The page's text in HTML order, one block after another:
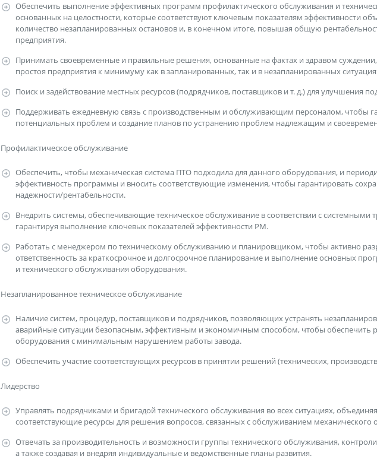
Обеспечить выполнение эффективных программ профилактического обслуживания и
основанных на целостности, которые соответствуют ключевым показателям эффективности
количество незапланированных остановов и, в конечном итоге, повышая общую
предприятия.
Принимать своевременные и правильные решения, основанные на фактах и здравом
простоя предприятия к минимуму как в запланированных, так и в незапланированных
Поиск и задействование местных ресурсов (подрядчиков, поставщиков и т. д.) для улучшения
Поддерживать ежедневную связь с производственным и обслуживающим персоналом, чтобы
потенциальных проблем и создание планов по устранению проблем надлежащим и
Профилактическое обслуживание
Обеспечить, чтобы механическая система ПТО подходила для данного оборудования, и
эффективность программы и вносить соответствующие изменения, чтобы гарантировать
надежности/рентабельности.
Внедрить системы, обеспечивающие техническое обслуживание в соответствии с системными
гарантируя выполнение ключевых показателей эффективности PM.
Работать с менеджером по техническому обслуживанию и планировщиком, чтобы активно
ответственность за краткосрочное и долгосрочное планирование и выполнение основных
и технического обслуживания оборудования.
Незапланированное техническое обслуживание
Наличие систем, процедур, поставщиков и подрядчиков, позволяющих устранять
аварийные ситуации безопасным, эффективным и экономичным способом, чтобы обеспечить
оборудования с минимальным нарушением работы завода.
Обеспечить участие соответствующих ресурсов в принятии решений (технических,
Лидерство
Управлять подрядчиками и бригадой технического обслуживания во всех ситуациях,
соответствующие ресурсы для решения вопросов, связанных с обслуживанием механического
Отвечать за производительность и возможности группы технического обслуживания,
а также создавая и внедряя индивидуальные и ведомственные планы развития.